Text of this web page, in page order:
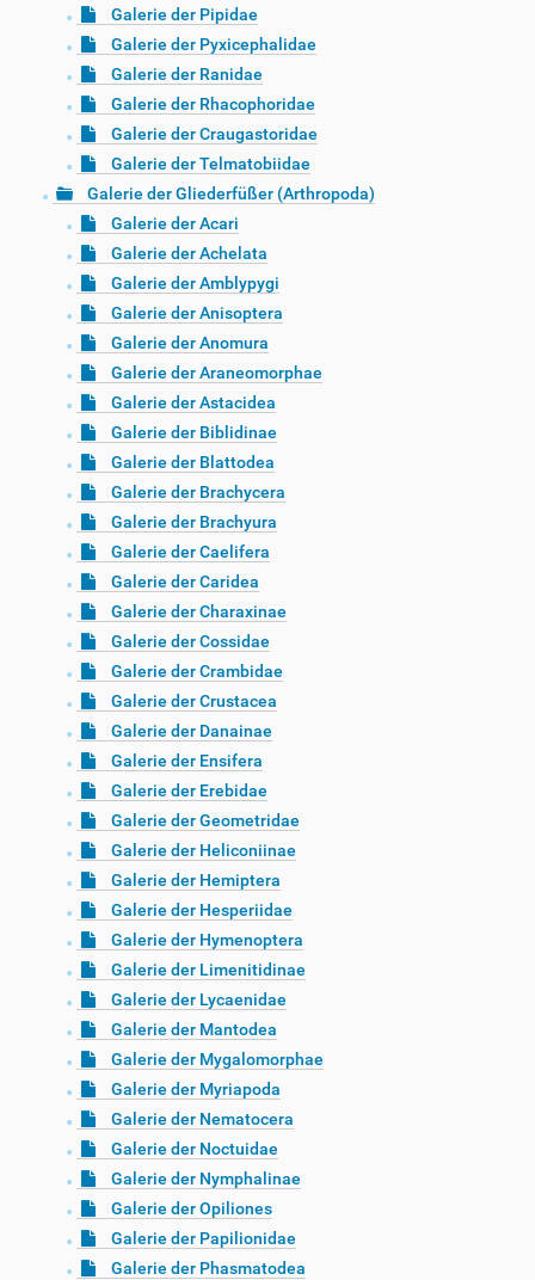
Galerie der Pipidae
Galerie der Pyxicephalidae
Galerie der Ranidae
Galerie der Rhacophoridae
Galerie der Craugastoridae
Galerie der Telmatobiidae
Galerie der Gliederfüßer (Arthropoda)
Galerie der Acari
Galerie der Achelata
Galerie der Amblypygi
Galerie der Anisoptera
Galerie der Anomura
Galerie der Araneomorphae
Galerie der Astacidea
Galerie der Biblidinae
Galerie der Blattodea
Galerie der Brachycera
Galerie der Brachyura
Galerie der Caelifera
Galerie der Caridea
Galerie der Charaxinae
Galerie der Cossidae
Galerie der Crambidae
Galerie der Crustacea
Galerie der Danainae
Galerie der Ensifera
Galerie der Erebidae
Galerie der Geometridae
Galerie der Heliconiinae
Galerie der Hemiptera
Galerie der Hesperiidae
Galerie der Hymenoptera
Galerie der Limenitidinae
Galerie der Lycaenidae
Galerie der Mantodea
Galerie der Mygalomorphae
Galerie der Myriapoda
Galerie der Nematocera
Galerie der Noctuidae
Galerie der Nymphalinae
Galerie der Opiliones
Galerie der Papilionidae
Galerie der Phasmatodea